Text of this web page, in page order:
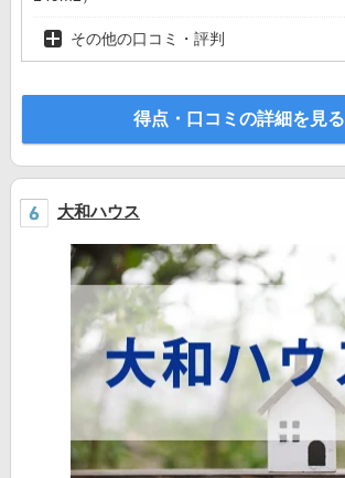
その他の口コミ・評判
得点・口コミの詳細を見る
大和ハウス